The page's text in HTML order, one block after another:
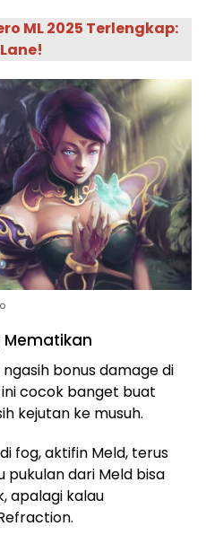
ML 2025 Terlengkap:
Mematikan
bonus damage di
cocok banget buat
kejutan ke musuh.
fog, aktifin Meld, terus
pukulan dari Meld bisa
apalagi kalau